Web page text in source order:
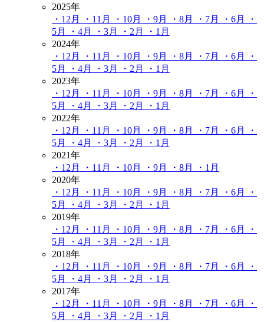
2025年
・12月
・11月 ・10月 ・9月 ・8月 ・7月 ・6月
・
5月
・4月 ・3月 ・2月
・1月
2024年
・12月
・11月 ・10月 ・9月 ・8月 ・7月 ・6月
・
5月
・4月 ・3月 ・2月
・1月
2023年
・12月
・11月 ・10月 ・9月 ・8月 ・7月 ・6月
・
5月
・4月 ・3月 ・2月
・1月
2022年
・12月
・11月 ・10月 ・9月 ・8月 ・7月 ・6月
・
5月
・4月 ・3月 ・2月
・1月
2021年
・12月
・11月 ・10月 ・9月 ・8月
・1月
2020年
・12月
・11月 ・10月 ・9月 ・8月 ・7月 ・6月
・
5月
・4月 ・3月 ・2月
・1月
2019年
・12月
・11月 ・10月 ・9月 ・8月 ・7月 ・6月
・
5月
・4月 ・3月 ・2月
・1月
2018年
・12月
・11月 ・10月 ・9月 ・8月 ・7月 ・6月
・
5月
・4月 ・3月 ・2月
・1月
2017年
・12月
・11月 ・10月 ・9月 ・8月 ・7月 ・6月
・
5月
・4月 ・3月 ・2月
・1月